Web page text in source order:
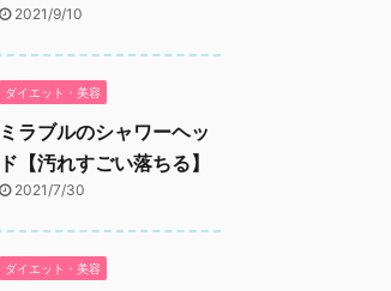
2021/9/10
ダイエット・美容
ミラブルのシャワーヘッ
ド【汚れすごい落ちる】
2021/7/30
ダイエット・美容